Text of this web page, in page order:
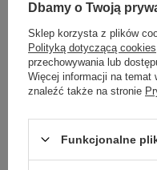
Gwarancja
RĘKOJMIA 24 M-CE
podstawie ustawy z dnia 30
PODMIOT
Raven Sport Sp. Z o.o.
Dbamy o Twoją
Sklep korzysta z plików
Polityką dotyczącą cookies
przechowywania lub
Więcej informacji na temat
znaleźć także na stronie
Funkcjonalne